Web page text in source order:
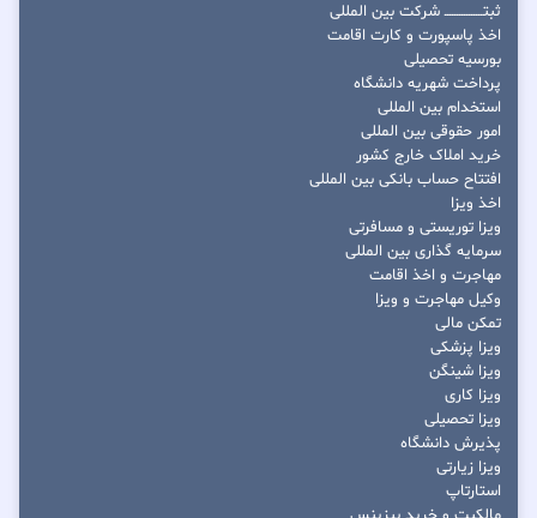
ثبتــــــــــــــــ شرکت بین المللی
اخذ پاسپورت و کارت اقامت
بورسیه تحصیلی
پرداخت شهریه دانشگاه
استخدام بین المللی
امور حقوقی بین المللی
خرید املاک خارج کشور
افتتاح حساب بانکی بین المللی
اخذ ویزا
ویزا توریستی و مسافرتی
سرمایه گذاری بین المللی
مهاجرت و اخذ اقامت
وکیل مهاجرت و ویزا
تمکن مالی
ویزا پزشکی
ویزا شینگن
ویزا کاری
ویزا تحصیلی
پذیرش دانشگاه
ویزا زیارتی
استارتاپ